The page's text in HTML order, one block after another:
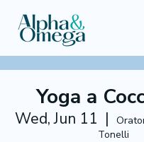
Yoga a
Wed, Jun 11
  |
Tonelli